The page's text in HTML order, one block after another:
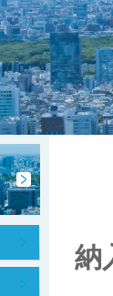
器
器を探す
す
器の技術情報
つ
納